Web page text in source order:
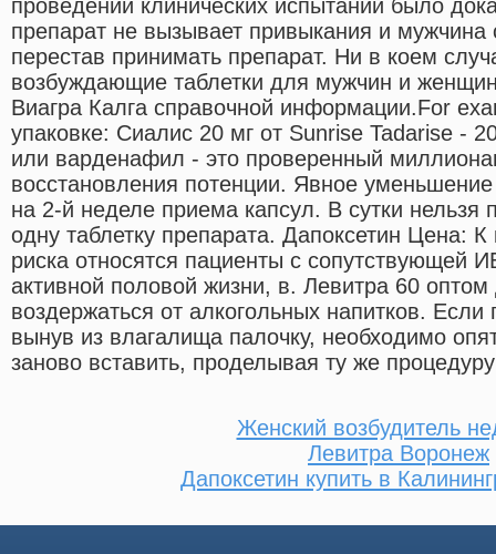
проведении клинических испытаний было
препарат не вызывает привыкания и мужчина
перестав принимать препарат. Ни в коем
возбуждающие таблетки для мужчин и
Виагра Калга справочной информации.For
упаковке: Сиалис 20 мг от Sunrise Tadarise -
или варденафил - это проверенный
восстановления потенции. Явное
на 2-й неделе приема капсул. В сутки
одну таблетку препарата. Дапоксетин Цена:
риска относятся пациенты с сопутствующей
активной половой жизни, в. Левитра 60
воздержаться от алкогольных напитков. Если
вынув из влагалища палочку, необходимо
заново вставить, проделывая ту же
Женский возбудитель
Левитра Воронеж
Дапоксетин купить в